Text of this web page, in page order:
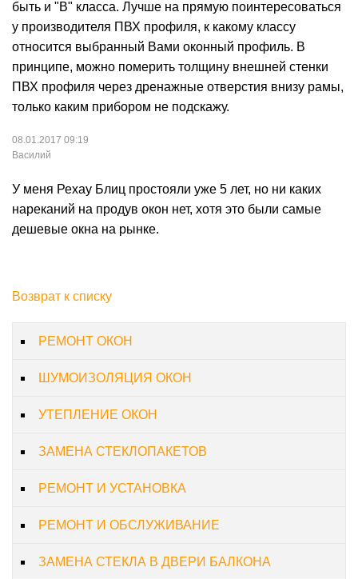
РЕМОНТ ОКОН
ШУМОИЗОЛЯЦИЯ ОКОН
УТЕПЛЕНИЕ ОКОН
ЗАМЕНА СТЕКЛОПАКЕТОВ
РЕМОНТ И УСТАНОВКА
РЕМОНТ И ОБСЛУЖИВАНИЕ
ЗАМЕНА СТЕКЛА В ДВЕРИ БАЛКОНА
быть и "В" класса. Лучше на прямую поинтересоваться
у производителя ПВХ профиля, к какому классу
относится выбранный Вами оконный профиль. В
принципе, можно померить толщину внешней стенки
ПВХ профиля через дренажные отверстия внизу рамы,
только каким прибором не подскажу.
08.01.2017 09:19
Василий
У меня Рехау Блиц простояли уже 5 лет, но ни каких
нареканий на продув окон нет, хотя это были самые
дешевые окна на рынке.
Возврат к списку